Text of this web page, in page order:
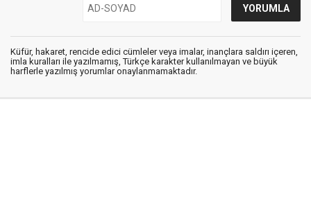
Küfür, hakaret, rencide edici cümleler veya imalar, inançlara saldırı içeren,
imla kuralları ile yazılmamış, Türkçe karakter kullanılmayan ve büyük
harflerle yazılmış yorumlar onaylanmamaktadır.